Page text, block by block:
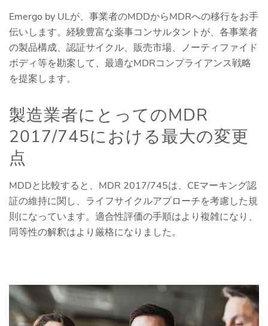
Emergo by ULが、事業者のMDDからMDRへの移行をお手
伝いします。経験豊富な薬事コンサルタントが、各事業者
の製品構成、認証サイクル、販売市場、ノーティファイド
ボディ等を勘案して、最適なMDRコンプライアンス戦略
を提案します。
製造業者にとってのMDR
2017/745における最大の変更
点
MDDと比較すると、MDR 2017/745は、CEマーキング認
証の維持に関し、ライフサイクルアプローチを考慮した規
則になっています。適合性評価の手順はより複雑になり、
同等性の解釈はより厳格になりました。